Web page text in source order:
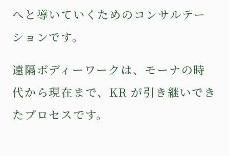
へと導いていくためのコンサルテー
ションです。
遠隔ボディーワークは、モーナの時
代から現在まで、KR が引き継いでき
たプロセスです。